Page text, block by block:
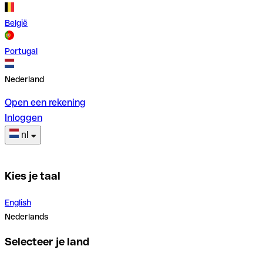
België
Portugal
Nederland
Open een rekening
Inloggen
nl
Kies je taal
English
Nederlands
Selecteer je land